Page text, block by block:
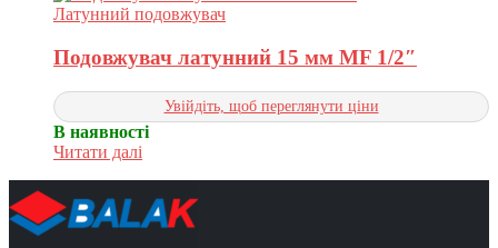
Латунний подовжувач
Подовжувач латунний 15 мм MF 1/2″
Увійдіть, щоб переглянути ціни
В наявності
Читати далі